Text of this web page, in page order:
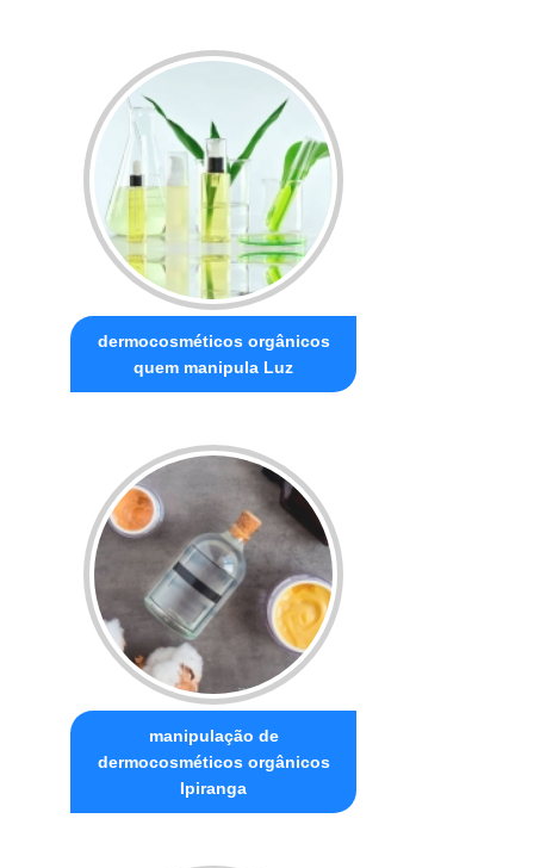
dermocosméticos orgânicos
quem manipula Luz
manipulação de
dermocosméticos orgânicos
Ipiranga